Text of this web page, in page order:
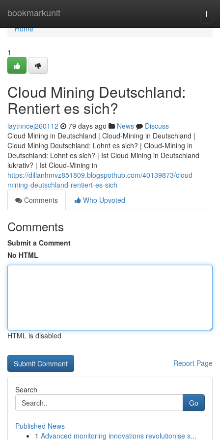
bookmarkunit
Home
Home
1
Cloud Mining Deutschland:
Rentiert es sich?
laytnncej260112 79 days ago News
Discuss
Cloud Mining in Deutschland | Cloud-Mining in Deutschland |
Cloud Mining Deutschland: Lohnt es sich? | Cloud-Mining in
Deutschland: Lohnt es sich? | Ist Cloud Mining in Deutschland
lukrativ? | Ist Cloud-Mining in
https://dillanhmvz851809.blogspothub.com/40139873/cloud-
mining-deutschland-rentiert-es-sich
Comments
Who Upvoted
Comments
Submit a Comment
No HTML
HTML is disabled
Report Page
Search
Go
Published News
1 Advanced monitoring innovations revolutionise s...